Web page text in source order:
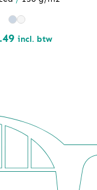
incl. btw